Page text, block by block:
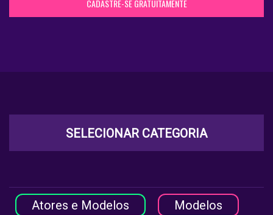
CADASTRE-SE GRATUITAMENTE
SELECIONAR CATEGORIA
Atores e Modelos Modelos